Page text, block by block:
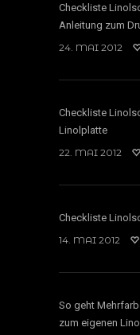
Checkliste
Anleitung zum
24. MAI 2012
Checkliste
Linolplatte
22. MAI 2012
Checkliste
14. MAI 2012
So geht
zum eigenen